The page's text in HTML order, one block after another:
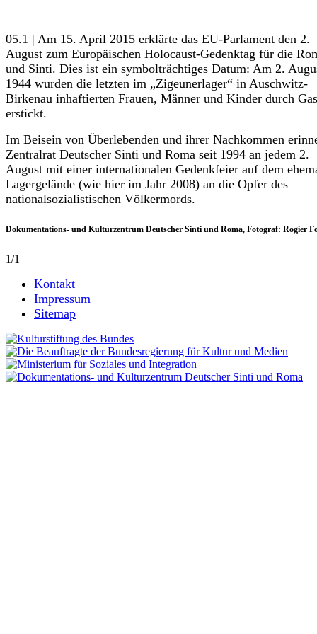
05.1 | Am 15. April 2015 erklärte das EU-Parlament den 2.
August zum Europäischen Holocaust-Gedenktag für die
und Sinti. Dies ist ein symbolträchtiges Datum: Am 2.
1944 wurden die letzten im „Zigeunerlager“ in Auschwitz-
Birkenau inhaftierten Frauen, Männer und Kinder durch Gas
erstickt.
Im Beisein von Überlebenden und ihrer Nachkommen
Zentralrat Deutscher Sinti und Roma seit 1994 an jedem 2.
August mit einer internationalen Gedenkfeier auf dem
Lagergelände (wie hier im Jahr 2008) an die Opfer des
nationalsozialistischen Völkermords.
Dokumentations- und Kulturzentrum Deutscher Sinti und Roma, Fotograf: Rogier
1/1
Kontakt
Impressum
Sitemap